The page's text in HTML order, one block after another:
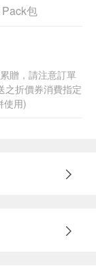
包
贈，請注意訂單
之折價券消費指定
使用)